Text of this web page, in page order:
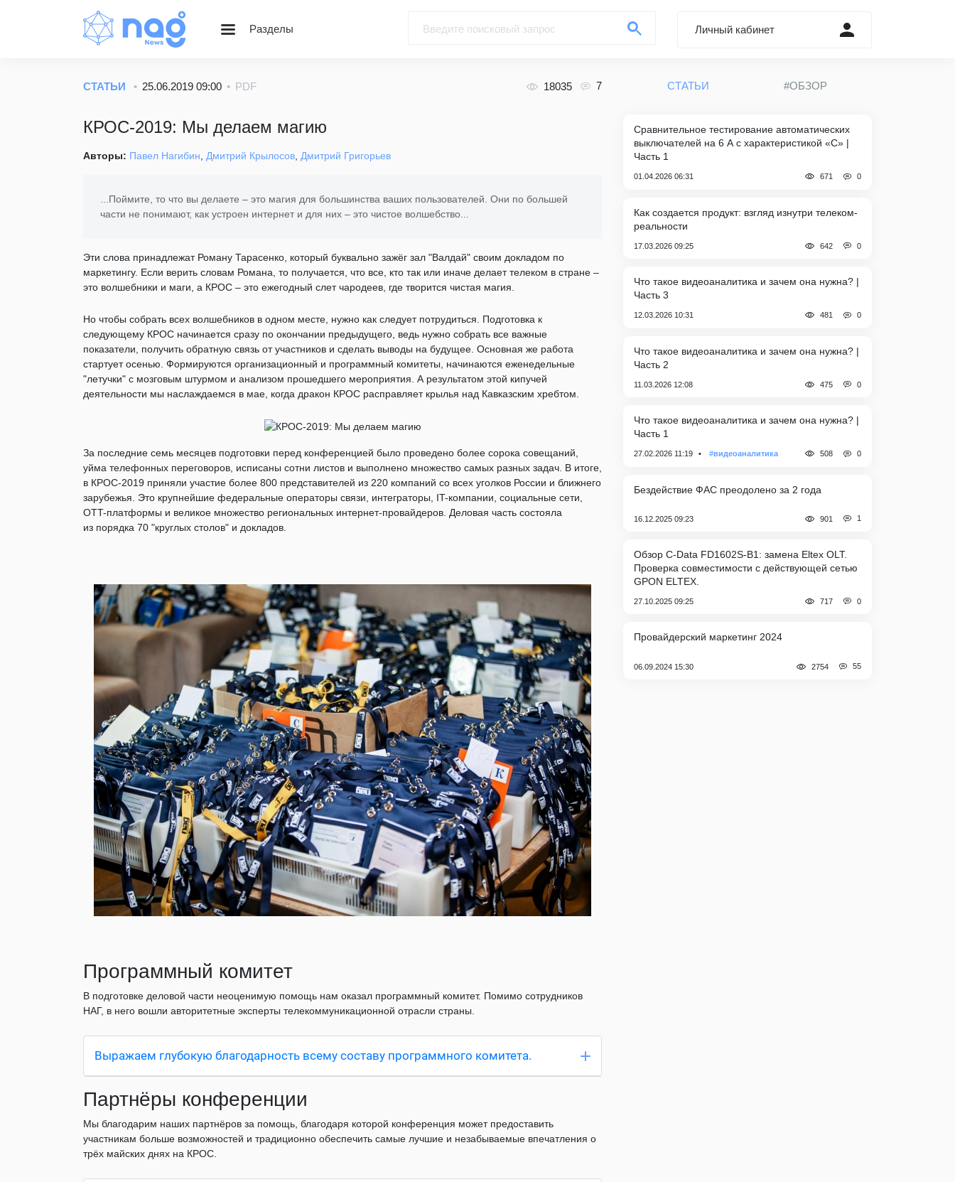
Разделы
Вебинары
Личный кабинет
СТАТЬИ 25.06.2019 09:00 PDF 18035 7
КРОС-2019: Мы делаем магию
Авторы: Павел Нагибин Дмитрий Крылосов Дмитрий Григорьев
...Поймите, то что вы делаете – это магия для большинства ваших пользователей. Они по большей
части не понимают, как устроен интернет и для них – это чистое волшебство...
Эти слова принадлежат Роману Тарасенко, который буквально зажёг зал "Валдай" своим докладом по
маркетингу. Если верить словам Романа, то получается, что все, кто так или иначе делает телеком в стране –
это волшебники и маги, а КРОС – это ежегодный слет чародеев, где творится чистая магия.
Но чтобы собрать всех волшебников в одном месте, нужно как следует потрудиться. Подготовка к
следующему КРОС начинается сразу по окончании предыдущего, ведь нужно собрать все важные
показатели, получить обратную связь от участников и сделать выводы на будущее. Основная же работа
стартует осенью. Формируются организационный и программный комитеты, начинаются еженедельные
"летучки" с мозговым штурмом и анализом прошедшего мероприятия. А результатом этой кипучей
деятельности мы наслаждаемся в мае, когда дракон КРОС расправляет крылья над Кавказским хребтом.
За последние семь месяцев подготовки перед конференцией было проведено более сорока совещаний,
уйма телефонных переговоров, исписаны сотни листов и выполнено множество самых разных задач. В итоге,
в КРОС-2019 приняли участие более 800 представителей из 220 компаний со всех уголков России и ближнего
зарубежья. Это крупнейшие федеральные операторы связи, интеграторы, IT-компании, социальные сети,
OTT-платформы и великое множество региональных интернет-провайдеров. Деловая часть состояла
из порядка 70 "круглых столов" и докладов.
Программный комитет
В подготовке деловой части неоценимую помощь нам оказал программный комитет. Помимо сотрудников
НАГ, в него вошли авторитетные эксперты телекоммуникационной отрасли страны.
Выражаем глубокую благодарность всему составу программного комитета.
Партнёры конференции
Мы благодарим наших партнёров за помощь, благодаря которой конференция может предоставить
участникам больше возможностей и традиционно обеспечить самые лучшие и незабываемые впечатления о
трёх майских днях на КРОС.
СТАТЬИ #ОБЗОР
Сравнительное тестирование автоматических
выключателей на 6 А с характеристикой «C» |
Часть 1
01.04.2026 06:31 671 0
Как создается продукт: взгляд изнутри телеком-
реальности
17.03.2026 09:25 642 0
Что такое видеоаналитика и зачем она нужна? |
Часть 3
12.03.2026 10:31 481 0
Что такое видеоаналитика и зачем она нужна? |
Часть 2
11.03.2026 12:08 475 0
Что такое видеоаналитика и зачем она нужна? |
Часть 1
27.02.2026 11:19 #видеоаналитика 508 0
Бездействие ФАС преодолено за 2 года
16.12.2025 09:23 901 1
Обзор C-Data FD1602S-B1: замена Eltex OLT.
Проверка совместимости с действующей сетью
GPON ELTEX.
27.10.2025 09:25 717 0
Провайдерский маркетинг 2024
06.09.2024 15:30 2754 55